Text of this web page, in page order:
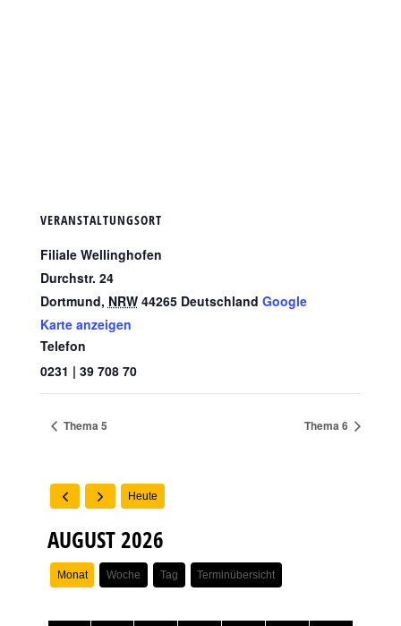
VERANSTALTUNGSORT
Filiale Wellinghofen
Durchstr. 24
Dortmund, NRW 44265 Deutschland Google
Karte anzeigen
Telefon
0231 | 39 708 70
Thema 5 Thema 6
Heute
AUGUST 2026
Monat Woche Tag Terminübersicht